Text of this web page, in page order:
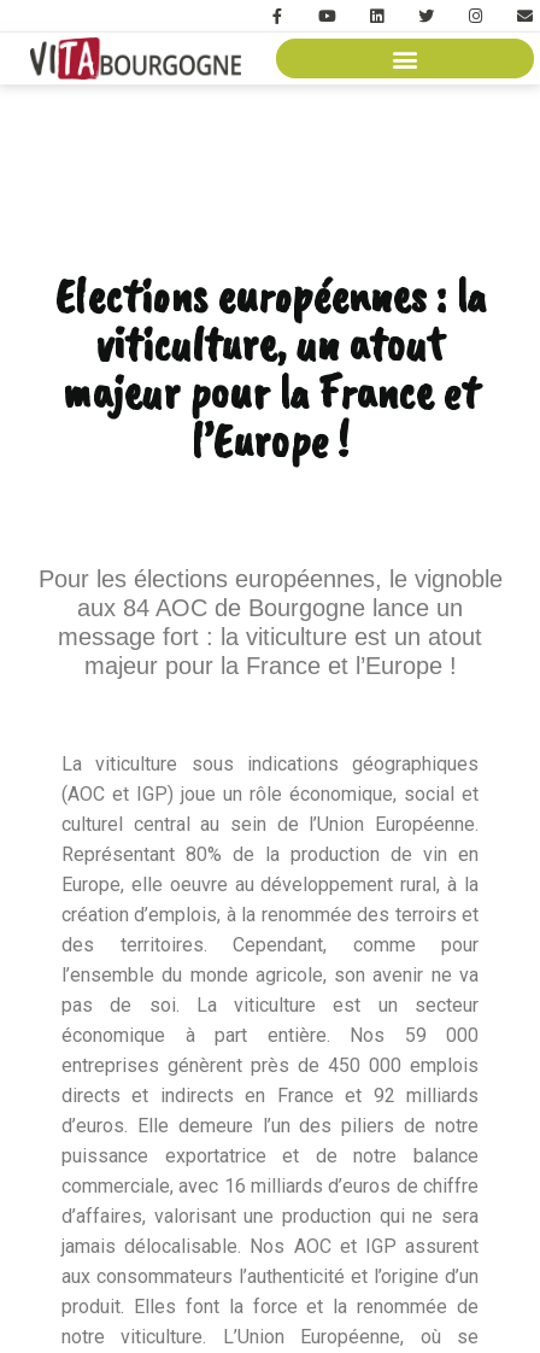
Elections européennes : la
viticulture, un atout
majeur pour la France et
l’Europe !
Pour les élections européennes, le vignoble
aux 84 AOC de Bourgogne lance un
message fort : la viticulture est un atout
majeur pour la France et l’Europe !
La viticulture sous indications géographiques
(AOC et IGP) joue un rôle économique, social et
culturel central au sein de l’Union Européenne.
Représentant 80% de la production de vin en
Europe, elle oeuvre au développement rural, à la
création d’emplois, à la renommée des terroirs et
des territoires. Cependant, comme pour
l’ensemble du monde agricole, son avenir ne va
pas de soi. La viticulture est un secteur
économique à part entière. Nos 59 000
entreprises génèrent près de 450 000 emplois
directs et indirects en France et 92 milliards
d’euros. Elle demeure l’un des piliers de notre
puissance exportatrice et de notre balance
commerciale, avec 16 milliards d’euros de chiffre
d’affaires, valorisant une production qui ne sera
jamais délocalisable. Nos AOC et IGP assurent
aux consommateurs l’authenticité et l’origine d’un
produit. Elles font la force et la renommée de
notre viticulture. L’Union Européenne, où se